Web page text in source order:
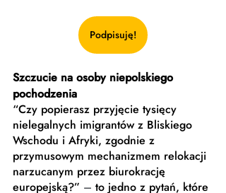
Podpisuję!
Szczucie na osoby niepolskiego
pochodzenia
“Czy popierasz przyjęcie tysięcy
nielegalnych imigrantów z Bliskiego
Wschodu i Afryki, zgodnie z
przymusowym mechanizmem relokacji
narzucanym przez biurokrację
europejską?” – to jedno z pytań, które